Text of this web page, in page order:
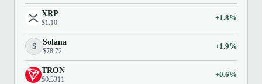
XRP
$1.10
+1.8%
S Solana
$78.72
+1.9%
TRON
$0.3311
+0.6%